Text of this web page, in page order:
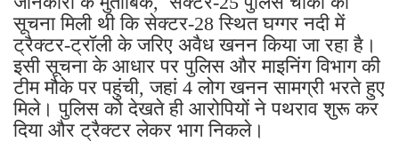
सूचना मिली थी कि सेक्टर-28 स्थित घग्गर नदी में
ट्रैक्टर-ट्रॉली के जरिए अवैध खनन किया जा रहा है।
इसी सूचना के आधार पर पुलिस और माइनिंग विभाग की
टीम मौके पर पहुंची, जहां 4 लोग खनन सामग्री भरते हुए
मिले। पुलिस को देखते ही आरोपियों ने पथराव शुरू कर
दिया और ट्रैक्टर लेकर भाग निकले।